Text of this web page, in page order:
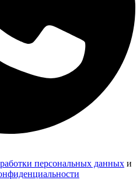
персональных данных и